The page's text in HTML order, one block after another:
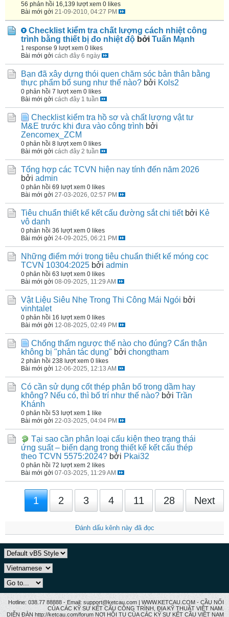
56 phản hồi 16,139 lượt xem 0 likes
Bài mới gởi 21-09-2010, 04:27 PM
Checklist kiểm tra chất lượng cách nhiệt công
trình bằng thiết bị đo nhiệt độ bởi Tuấn Mạnh
1 response 9 lượt xem 0 likes
Bài mới gởi cách đây 6 ngày
Bạn đã xây dựng thói quen chăm sóc bản thân bằng
thực phẩm bổ sung như thế nào? bởi Kols2
0 phản hồi 7 lượt xem 0 likes
Bài mới gởi cách đây 1 tuần
Checklist kiểm tra hồ sơ và chất lượng vật tư
M&E trước khi đưa vào công trình bởi
Zencomex_ZCM
0 phản hồi 8 lượt xem 0 likes
Bài mới gởi cách đây 2 tuần
Tổng hợp các TCVN hiện nay tính đến năm 2026
bởi admin
0 phản hồi 69 lượt xem 0 likes
Bài mới gởi 27-03-2026, 02:57 PM
Tiêu chuẩn thiết kế kết cấu đường sắt chi tiết bởi Kẻ
vô danh
0 phản hồi 36 lượt xem 0 likes
Bài mới gởi 24-09-2025, 06:21 PM
Những điểm mới trong tiêu chuẩn thiết kế móng cọc
TCVN 10304:2025 bởi admin
0 phản hồi 63 lượt xem 0 likes
Bài mới gởi 08-09-2025, 11:29 AM
Vật Liệu Siêu Nhẹ Trong Thi Công Mái Ngói bởi
vinhtalet
0 phản hồi 16 lượt xem 0 likes
Bài mới gởi 12-08-2025, 02:49 PM
Chống thấm ngược thế nào cho đúng? Cẩn thận
không bị "phản tác dụng" bởi chongtham
2 phản hồi 238 lượt xem 0 likes
Bài mới gởi 12-06-2025, 12:13 AM
Có cần sử dụng cốt thép phân bố trong dầm hay
không? Nếu có, thì bố trí như thế nào? bởi Trần
Khánh
0 phản hồi 53 lượt xem 1 like
Bài mới gởi 22-03-2025, 04:04 PM
Tại sao cần phân loại cấu kiện theo trạng thái
ứng suất – biến dạng trong thiết kế kết cấu thép
theo TCVN 5575:2024? bởi Pkai32
0 phản hồi 72 lượt xem 2 likes
Bài mới gởi 07-03-2025, 11:29 AM
1 2 3 4 11 28 Next
Đánh dấu kênh này đã đọc
Hotline: 038.77 88888 - Email: support@ketcau.com | WWW.KETCAU.COM - CẦU NỐI
CỦA CÁC KỸ SƯ KẾT CẤU CÔNG TRÌNH, ĐỊA KỸ THUẬT VIỆT NAM.
DIỄN ĐÀN http://ketcau.com/forum NƠI HỘI TỤ CỦA CÁC KỸ SƯ KẾT CÂU VIỆT NAM